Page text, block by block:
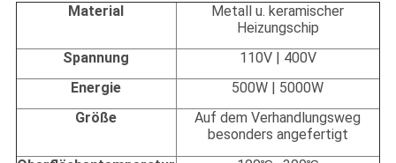
Material
Metall u. keramischer
Heizungschip
Spannung
110V | 400V
Energie
500W | 5000W
Größe
Auf dem Verhandlungsweg
besonders angefertigt